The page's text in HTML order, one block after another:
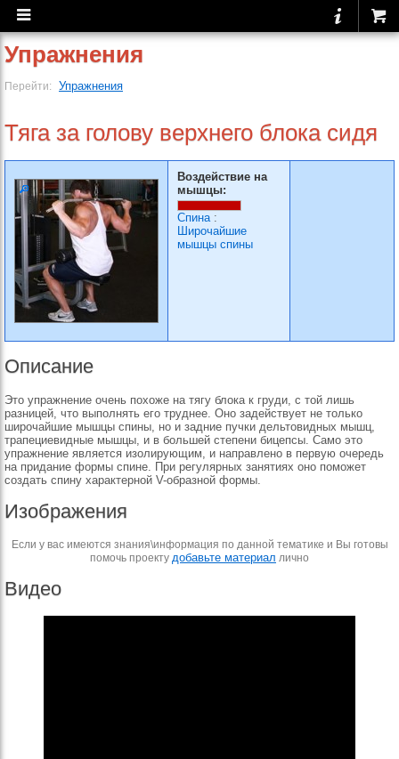
Упражнения
Перейти: Упражнения
Тяга за голову верхнего блока сидя
Воздействие на
мышцы:
Спина:
Широчайшие
мышцы спины
Описание
Это упражнение очень похоже на тягу блока к груди, с той лишь
разницей, что выполнять его труднее. Оно задействует не только
широчайшие мышцы спины, но и задние пучки дельтовидных мышц,
трапециевидные мышцы, и в большей степени бицепсы. Само это
упражнение является изолирующим, и направлено в первую очередь
на придание формы спине. При регулярных занятиях оно поможет
создать спину характерной V-образной формы.
Изображения
Если у вас имеются знания\информация по данной тематике и Вы готовы
помочь проекту добавьте материал лично
Видео